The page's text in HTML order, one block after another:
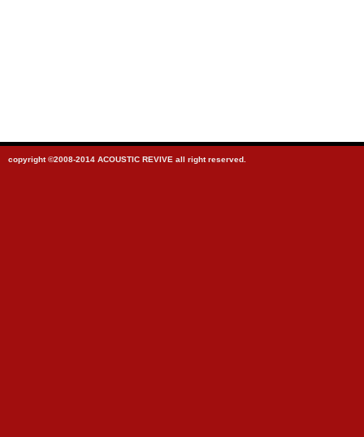
copyright ©2008-2014 ACOUSTIC REVIVE all right reserved.